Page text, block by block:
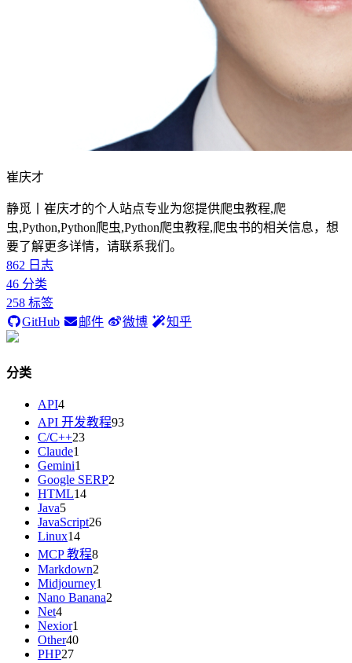
崔庆才
静觅丨崔庆才的个人站点专业为您提供爬虫教程,爬
虫,Python,Python爬虫,Python爬虫教程,爬虫书的相关信息，想
要了解更多详情，请联系我们。
862 日志
46 分类
258 标签
GitHub
邮件 微博 知乎
分类
API4
API 开发教程93
C/C++23
Claude1
Gemini1
Google SERP2
HTML14
Java5
JavaScript26
Linux14
MCP 教程8
Markdown2
Midjourney1
Nano Banana2
Net4
Nexior1
Other40
PHP27